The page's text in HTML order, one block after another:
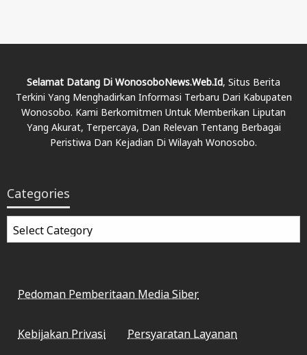
Selamat Datang Di WonosoboNews.web.id, Situs Berita
Terkini Yang Menghadirkan Informasi Terbaru Dari Kabupaten
Wonosobo. Kami Berkomitmen Untuk Memberikan Liputan
Yang Akurat, Terpercaya, Dan Relevan Tentang Berbagai
Peristiwa Dan Kejadian Di Wilayah Wonosobo.
Categories
Categories
Pedoman Pemberitaan Media Siber
Kebijakan Privasi Persyaratan Layanan